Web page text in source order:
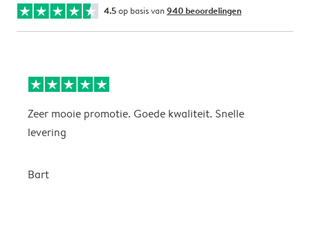
4.5op basis van 940 beoordelingen
Zeer mooie promotie. Goede kwaliteit. Snelle
levering
Bart